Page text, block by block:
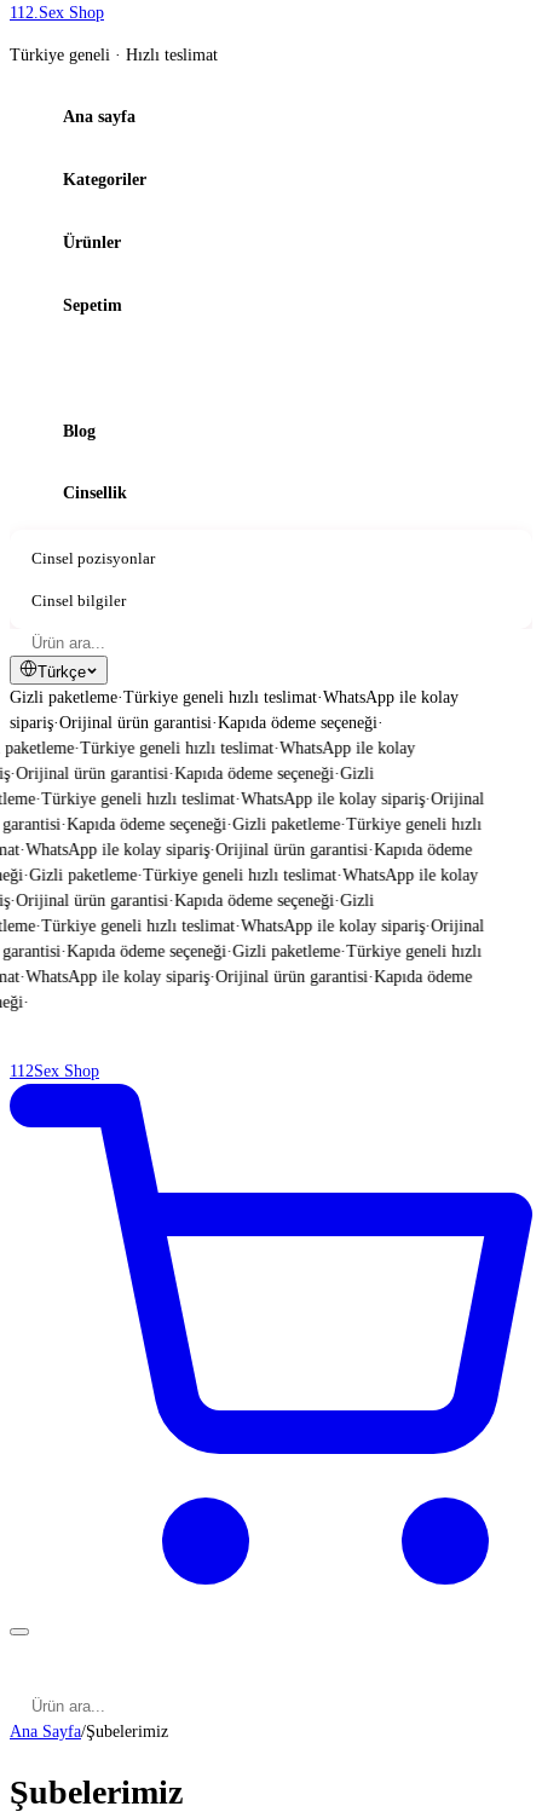
112.Sex Shop
Türkiye geneli · Hızlı teslimat
Ana sayfa
Kategoriler
Ürünler
Sepetim
Blog
Cinsellik
Cinsel pozisyonlar
Cinsel bilgiler
Türkçe
Gizli paketleme·Türkiye geneli hızlı teslimat·WhatsApp ile kolay
sipariş·Orijinal ürün garantisi·Kapıda ödeme seçeneği·
·Türkiye geneli hızlı teslimat·WhatsApp ile kolay
·Orijinal ürün garantisi·Kapıda ödeme seçeneği·Gizli
·Türkiye geneli hızlı teslimat·WhatsApp ile kolay sipariş·Orijinal
·Kapıda ödeme seçeneği·Gizli paketleme·Türkiye geneli hızlı
·WhatsApp ile kolay sipariş·Orijinal ürün garantisi·Kapıda ödeme
·Gizli paketleme·Türkiye geneli hızlı teslimat·WhatsApp ile kolay
·Orijinal ürün garantisi·Kapıda ödeme seçeneği·Gizli
·Türkiye geneli hızlı teslimat·WhatsApp ile kolay sipariş·Orijinal
·Kapıda ödeme seçeneği·Gizli paketleme·Türkiye geneli hızlı
·WhatsApp ile kolay sipariş·Orijinal ürün garantisi·Kapıda ödeme
·
112Sex Shop
Ana Sayfa/Şubelerimiz
Şubelerimiz